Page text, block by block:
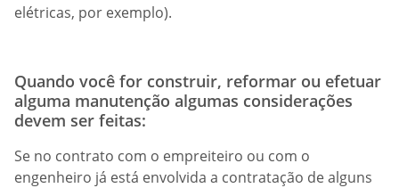
elétricas, por exemplo).
Quando você for construir, reformar ou efetuar
alguma manutenção algumas considerações
devem ser feitas:
Se no contrato com o empreiteiro ou com o
engenheiro já está envolvida a contratação de alguns